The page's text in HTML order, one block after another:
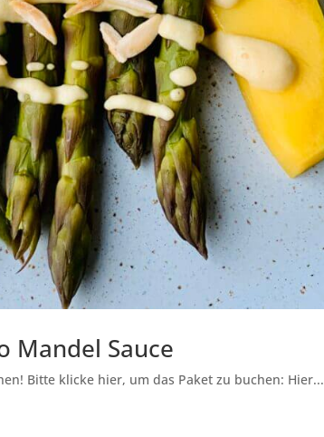
Mandel Sauce
Bitte klicke hier, um das Paket zu buchen: Hier...